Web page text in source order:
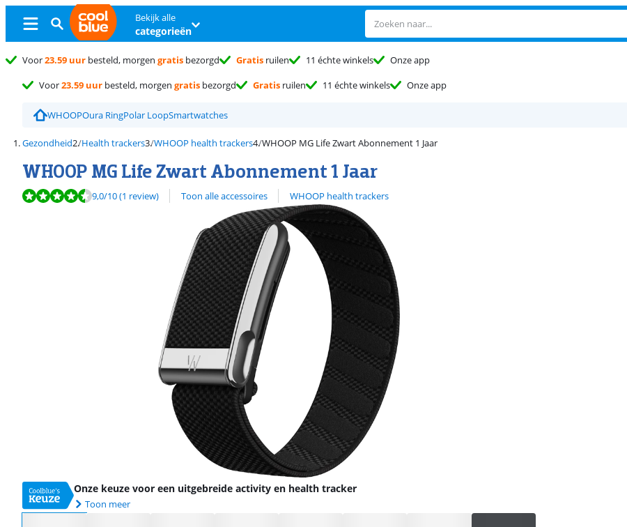
Bekijk alle
categorieën
Voor23.59 uur besteld, morgen gratis bezorgd Gratis ruilen 11 échte winkels
Onze app
Voor23.59 uur besteld, morgen gratis bezorgd Gratis ruilen 11 échte winkels Onze app
WHOOPOura RingPolar LoopSmartwatches
Gezondheid Health trackers WHOOP health trackers WHOOP MG Life Zwart Abonnement 1 Jaar
WHOOP MG Life Zwart Abonnement 1 Jaar
Beoordeling is 9,0 van de 10, gebaseerd op 1 review.
9,0/10(1 review) Toon alle accessoires
Bekijk alle WHOOP health trackers
Onze keuze voor een uitgebreide activity en health tracker
Toon meer